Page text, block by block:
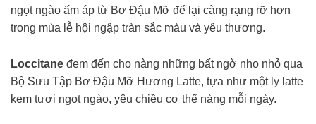
ngọt ngào ấm áp từ Bơ Đậu Mỡ để lại càng rạng rỡ hơn
trong mùa lễ hội ngập tràn sắc màu và yêu thương.
Loccitane đem đến cho nàng những bất ngờ nho nhỏ qua
Bộ Sưu Tập Bơ Đậu Mỡ Hương Latte, tựa như một ly latte
kem tươi ngọt ngào, yêu chiều cơ thể nàng mỗi ngày.